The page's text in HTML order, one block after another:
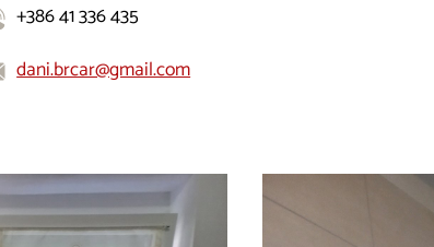
+386 41 336 435
dani.brcar@gmail.com